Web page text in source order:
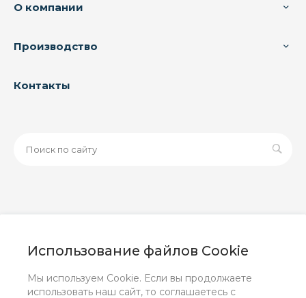
Использование файлов Cookie
Мы используем Cookie. Если вы продолжаете
использовать наш сайт, то соглашаетесь с
О компании
Производство
Контакты
информационный характер и ни при каких условиях не
положениями Статьи 437 (2) ГК РФ.